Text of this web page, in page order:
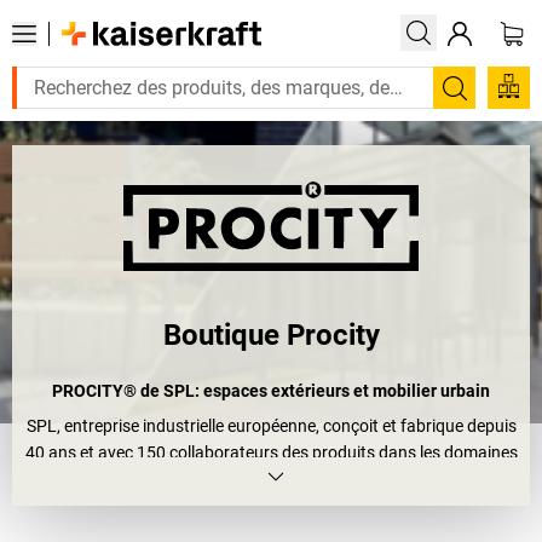
Boutique Procity
PROCITY® de SPL: espaces extérieurs et mobilier urbain
SPL, entreprise industrielle européenne, conçoit et fabrique depuis
40 ans et avec 150 collaborateurs des produits dans les domaines
de la protection, du confort et de l'information en France.